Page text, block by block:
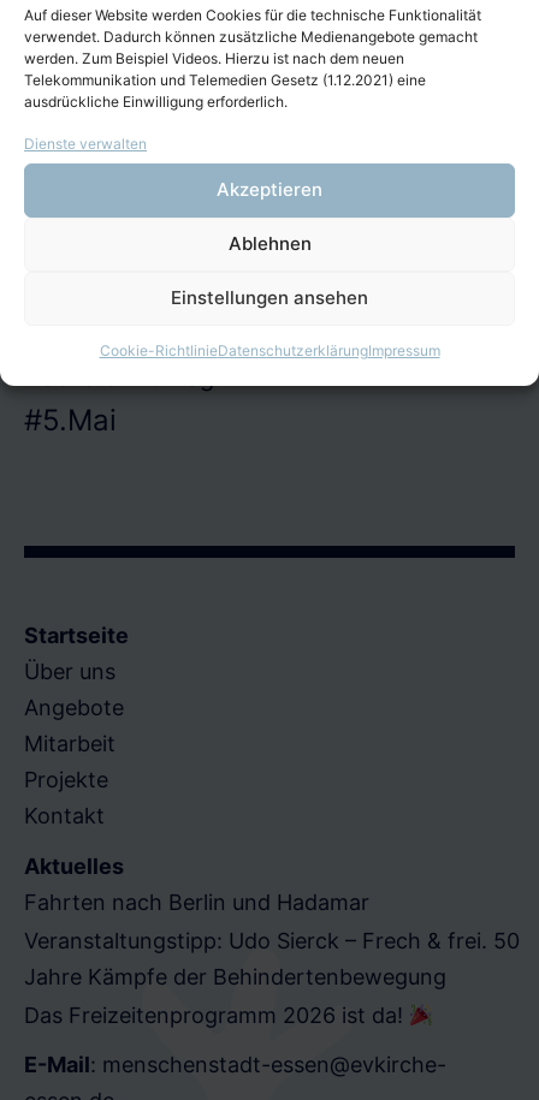
Auf dieser Website werden Cookies für die technische Funktionalität
verwendet. Dadurch können zusätzliche Medienangebote gemacht
werden. Zum Beispiel Videos. Hierzu ist nach dem neuen
Telekommunikation und Telemedien Gesetz (1.12.2021) eine
ausdrückliche Einwilligung erforderlich.
Dienste verwalten
Akzeptieren
Ablehnen
Einstellungen ansehen
Cookie-RichtlinieDatenschutzerklärungImpressum
Veröffentlicht
am
7. März 2024
VonMarvin Schamell
Kategorisiert
Allgemein
Beitragsnavigation
Vorheriger Beitrag
Jahresprogramm 2024
#5.Mai
Startseite
Über uns
Angebote
Mitarbeit
Projekte
Kontakt
Aktuelles
Fahrten nach Berlin und Hadamar
Veranstaltungstipp: Udo Sierck – Frech & frei. 50
Jahre Kämpfe der Behindertenbewegung
Das Freizeitenprogramm 2026 ist da!
E-Mail: menschenstadt-essen@evkirche-